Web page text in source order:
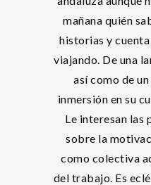
mañana quién
historias y
viajando. De una
así como de
inmersión en su
Le interesan las
sobre la
como colectiva
del trabajo. Es